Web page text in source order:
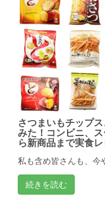
さつまいもチップ
みた！コンビニ、
ら新商品まで実食
私も含め皆さんも、今
続きを読む